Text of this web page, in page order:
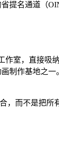
提名通道（
室，直接吸
制作基地之
而不是把所